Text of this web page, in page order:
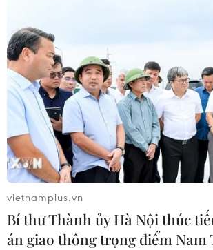
Chủ tịch Liên đoàn Bóng đá thế giới
chịu sức ép chưa từng có
06/08/2026 04:12
Futsal Việt Nam bất bại sau trận hòa
khó tin trước chủ nhà Thái Lan
06/08/2026 02:38
vietnamplus.vn
Bí thư Thành ủy Hà Nội thúc
án giao thông trọng điểm Nam